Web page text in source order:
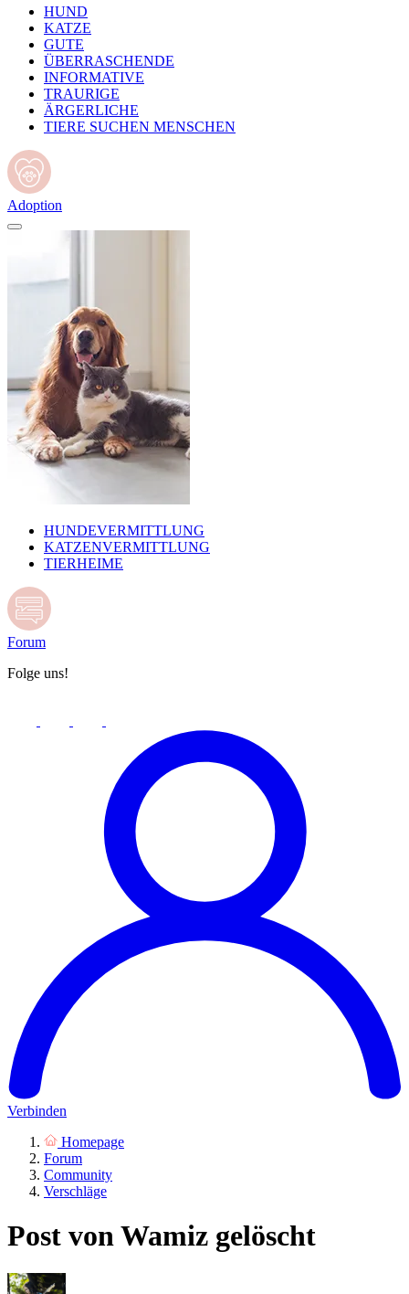
HUND
KATZE
GUTE
ÜBERRASCHENDE
INFORMATIVE
TRAURIGE
ÄRGERLICHE
TIERE SUCHEN MENSCHEN
Adoption
HUNDEVERMITTLUNG
KATZENVERMITTLUNG
TIERHEIME
Forum
Folge uns!
Verbinden
Homepage
Forum
Community
Verschläge
Post von Wamiz gelöscht